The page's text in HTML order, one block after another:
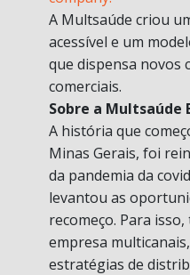
A Multsaúde criou
acessível e um
que dispensa novos
comerciais.
Sobre a Multsaúde
A história que
Minas Gerais, foi
da pandemia da
levantou as
recomeço. Para
empresa
estratégias de